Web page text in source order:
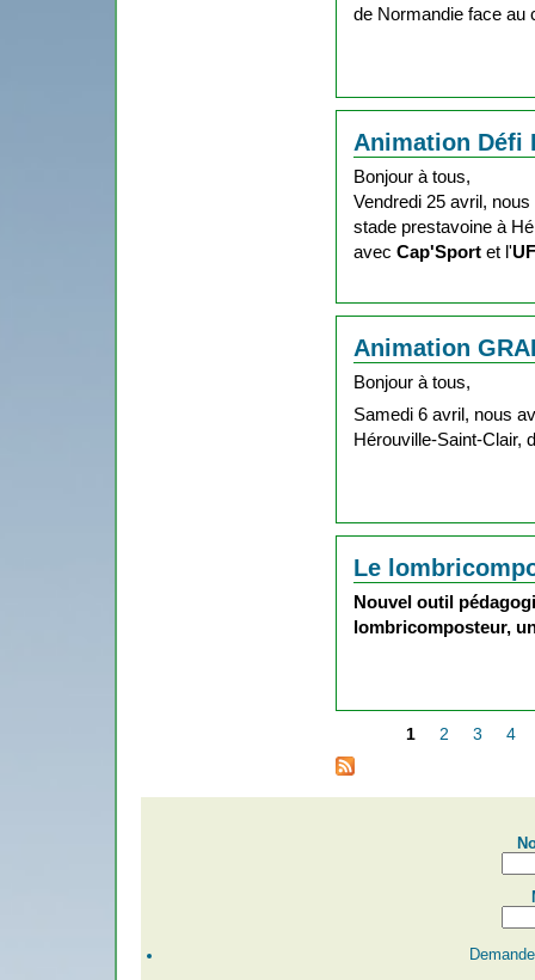
de Normandie face au
Animation Défi
Bonjour à tous,
Vendredi 25 avril,
stade prestavoine à
avecCap'Sportet l'
Animation
Bonjour à tous,
Samedi 6 avril, nous
Hérouville-Saint-Clair,
Le
Nouvel outil
lombricomposteur,
Pages1 2 3 4